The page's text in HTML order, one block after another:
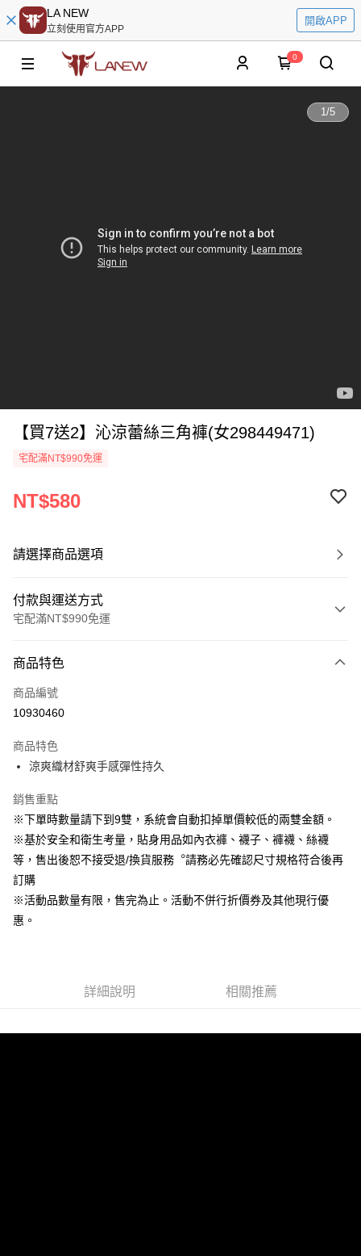
LA NEW
立刻使用官方APP
開啟APP
0
1/5
【買7送2】沁涼蕾絲三角褲(女298449471)
宅配滿NT$990免運
NT$580
請選擇商品選項
付款與運送方式
宅配滿NT$990免運
信用卡一次付款
LINE Pay
悠遊付
Google Pay
全盈+PAY
ATM付款
宅配
每筆NT$80，滿NT$699(含以上)免運費
商品特色
商品編號
10930460
商品特色
涼爽織材舒爽手感彈性持久
銷售重點
※下單時數量請下到9雙，系統會自動扣掉單價較低的兩雙金額。
※基於安全和衛生考量，貼身用品如內衣褲、襪子、褲襪、絲襪
等，售出後恕不接受退/換貨服務︒請務必先確認尺寸規格符合後再
訂購
※活動品數量有限，售完為止。活動不併行折價券及其他現行優
惠。
詳細說明 相關推薦